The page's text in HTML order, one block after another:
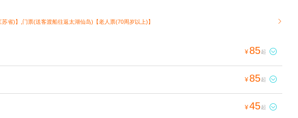
省)】,门票(送客渡船往返太湖仙岛)【老人票(70周岁以上)】 
¥ 85起 
¥ 85起 
¥45起 